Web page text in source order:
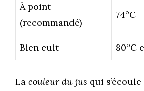
À point
(recommandé)
74°C
Bien cuit 80°C
La couleur du jus qui